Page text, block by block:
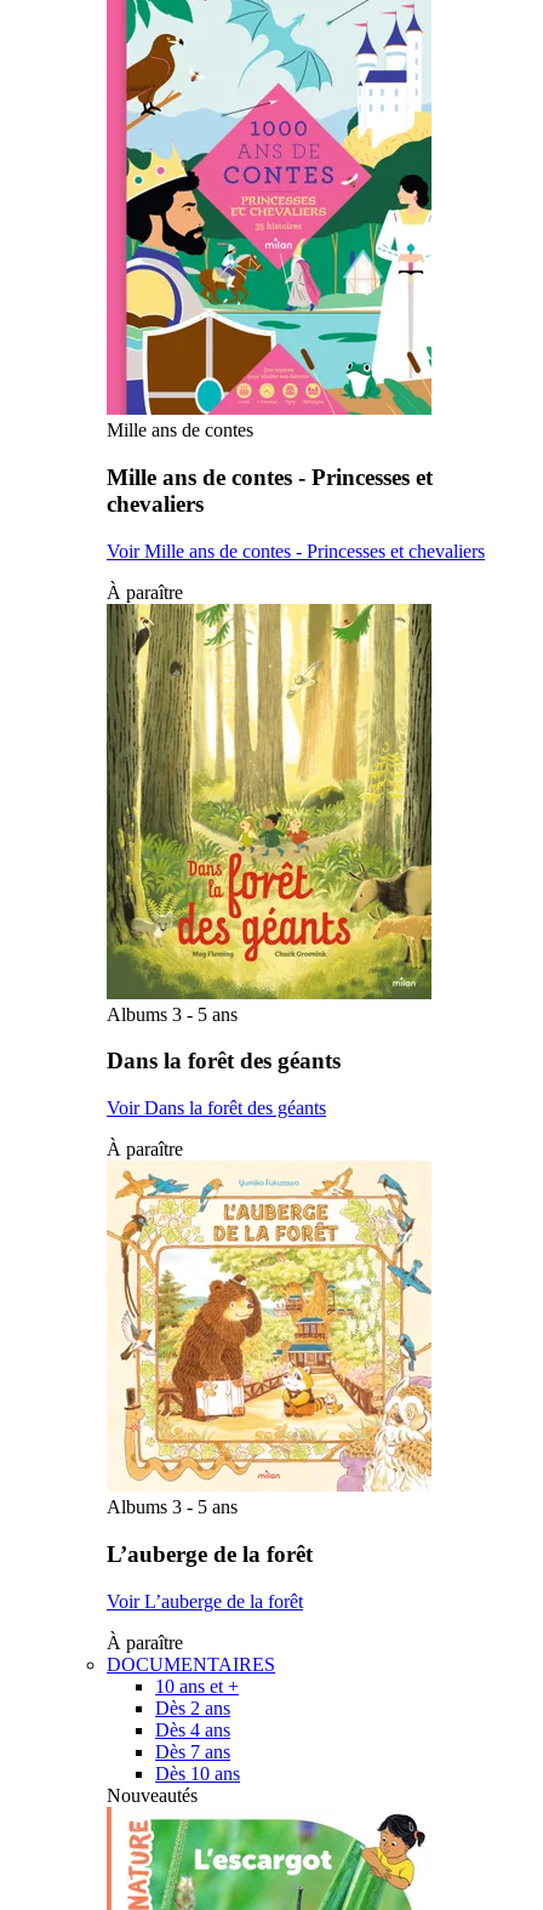
Mille ans de contes
Mille ans de contes - Princesses et
chevaliers
Voir Mille ans de contes - Princesses et chevaliers
À paraître
Albums 3 - 5 ans
Dans la forêt des géants
Voir Dans la forêt des géants
À paraître
Albums 3 - 5 ans
L’auberge de la forêt
Voir L’auberge de la forêt
À paraître
DOCUMENTAIRES
10 ans et +
Dès 2 ans
Dès 4 ans
Dès 7 ans
Dès 10 ans
Nouveautés